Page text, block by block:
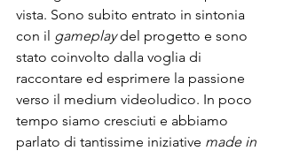
vista. Sono subito entrato in sintonia
con il gameplay del progetto e sono
stato coinvolto dalla voglia di
raccontare ed esprimere la passione
verso il medium videoludico. In poco
tempo siamo cresciuti e abbiamo
parlato di tantissime iniziative made in